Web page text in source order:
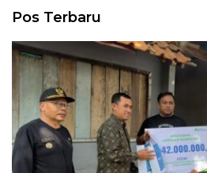
Pos Terbaru